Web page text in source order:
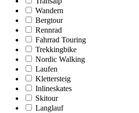
Wandern
Bergtour
Rennrad
Fahrrad Touring
Trekkingbike
Nordic Walking
Laufen
Klettersteig
Inlineskates
Skitour
Langlauf